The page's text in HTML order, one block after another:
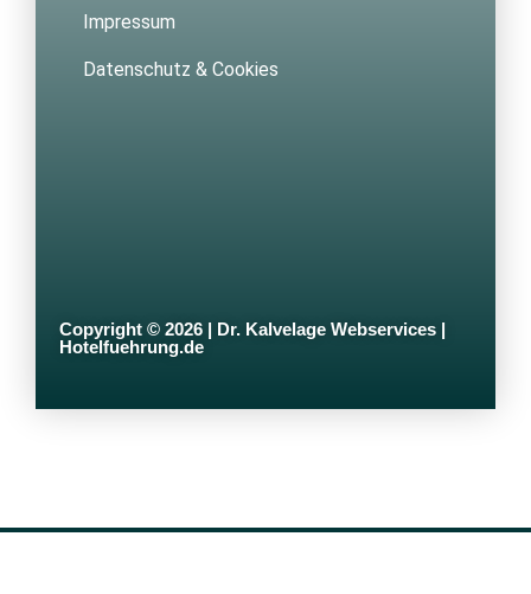
Impressum
Datenschutz & Cookies
Copyright © 2026 | Dr. Kalvelage Webservices |
Hotelfuehrung.de